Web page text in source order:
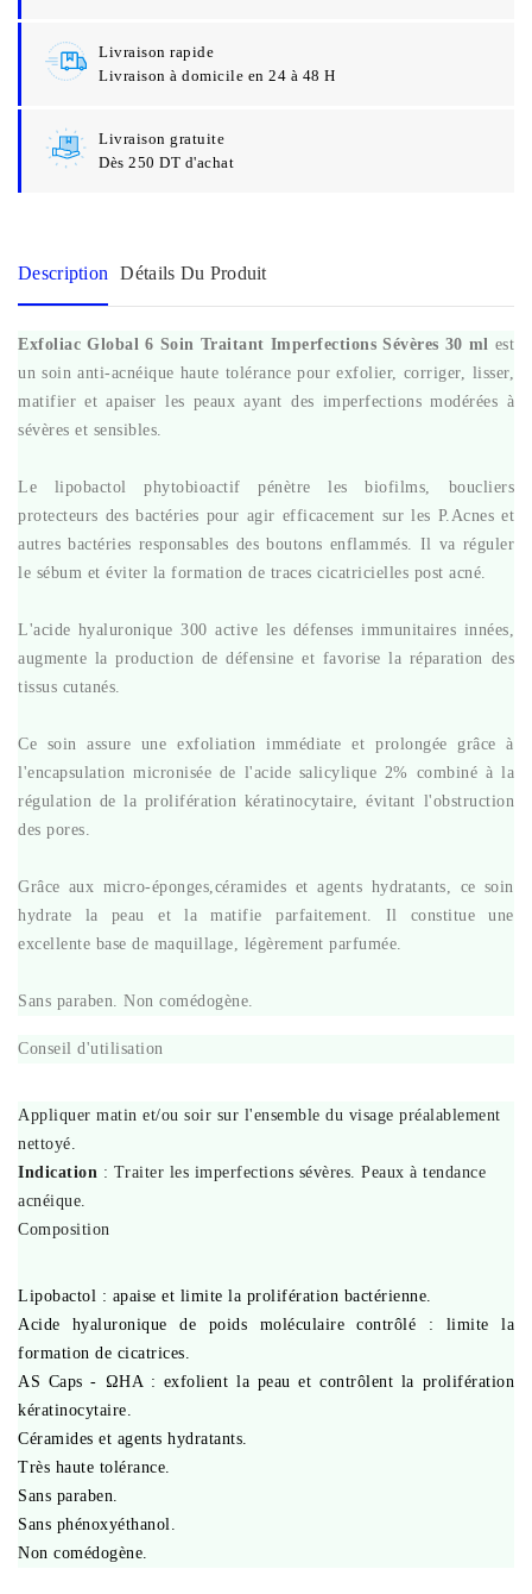
Livraison rapide
Livraison à domicile en 24 à 48 H
Livraison gratuite
Dès 250 DT d'achat
Description Détails Du Produit
Exfoliac Global 6 Soin Traitant Imperfections Sévères 30 ml est
un soin anti-acnéique haute tolérance pour exfolier, corriger, lisser,
matifier et apaiser les peaux ayant des imperfections modérées à
sévères et sensibles.
Le lipobactol phytobioactif pénètre les biofilms, boucliers
protecteurs des bactéries pour agir efficacement sur les P.Acnes et
autres bactéries responsables des boutons enflammés. Il va réguler
le sébum et éviter la formation de traces cicatricielles post acné.
L'acide hyaluronique 300 active les défenses immunitaires innées,
augmente la production de défensine et favorise la réparation des
tissus cutanés.
Ce soin assure une exfoliation immédiate et prolongée grâce à
l'encapsulation micronisée de l'acide salicylique 2% combiné à la
régulation de la prolifération kératinocytaire, évitant l'obstruction
des pores.
Grâce aux micro-éponges,céramides et agents hydratants, ce soin
hydrate la peau et la matifie parfaitement. Il constitue une
excellente base de maquillage, légèrement parfumée.
Sans paraben. Non comédogène.
Conseil d'utilisation
Appliquer matin et/ou soir sur l'ensemble du visage préalablement
nettoyé.
Indication : Traiter les imperfections sévères. Peaux à tendance
acnéique.
Composition
Lipobactol : apaise et limite la prolifération bactérienne.
Acide hyaluronique de poids moléculaire contrôlé : limite la
formation de cicatrices.
AS Caps - ΩHA : exfolient la peau et contrôlent la prolifération
kératinocytaire.
Céramides et agents hydratants.
Très haute tolérance.
Sans paraben.
Sans phénoxyéthanol.
Non comédogène.